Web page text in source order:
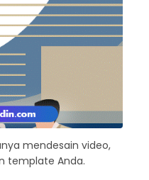
mendesain video,
template Anda.